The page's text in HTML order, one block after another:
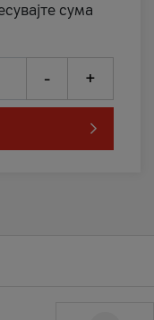
сума
- +